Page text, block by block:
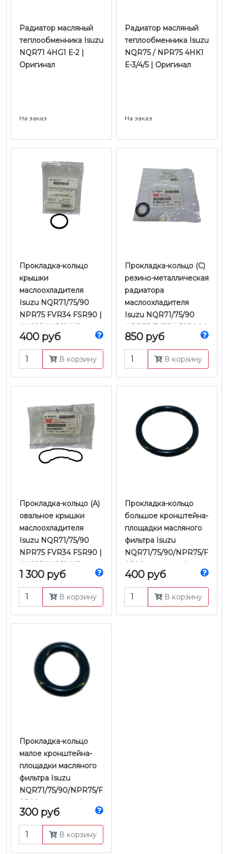
Радиатор масляный
теплообменника Isuzu
NQR71 4HG1 Е-2 |
Оригинал
На заказ
Радиатор масляный
теплообменника Isuzu
NQR75 / NPR75 4HК1
Е-3/4/5 | Оригинал
На заказ
Прокладка-кольцо
крышки
маслоохладителя
Isuzu NQR71/75/90
NPR75 FVR34 FSR90 |
4HG1/4HK1/6HK1
Е-2/3/4/5 4-6HK | JMC
400 руб
В корзину
Прокладка-кольцо (C)
резино-металлическая
радиатора
маслоохладителя
Isuzu NQR71/75/90
NPR75 FVR34 FSR90 |
4HG1/4HK1/6HK1
Е-2/3/4/5 | Оригинал
850 руб
В корзину
Прокладка-кольцо (A)
овальное крышки
маслоохладителя
Isuzu NQR71/75/90
NPR75 FVR34 FSR90 |
4HG1/4HK1/6HK1
Е-2/3/4/5 4-6HK |
Оригинал
1 300 руб
В корзину
Прокладка-кольцо
большое кронштейна-
площадки масляного
фильтра Isuzu
NQR71/75/90/NPR75/F
SR90 двигателей
4HG1/4HK1 Е-2/3/4/5 |
JMC
400 руб
В корзину
Прокладка-кольцо
малое кронштейна-
площадки масляного
фильтра Isuzu
NQR71/75/90/NPR75/F
SR90 двигателей
4HG1/4HK1 Е-2/3/4/5 |
JMC
300 руб
В корзину